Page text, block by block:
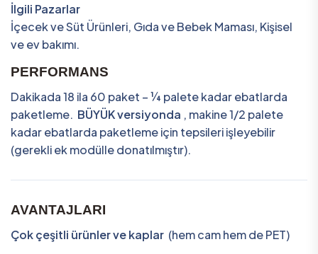
İlgili Pazarlar
İçecek ve Süt Ürünleri, Gıda ve Bebek Maması, Kişisel
ve ev bakımı.
PERFORMANS
Dakikada 18 ila 60 paket – ¼ palete kadar ebatlarda
paketleme. BÜYÜK versiyonda , makine 1/2 palete
kadar ebatlarda paketleme için tepsileri işleyebilir
(gerekli ek modülle donatılmıştır).
AVANTAJLARI
Çok çeşitli ürünler ve kaplar (hem cam hem de PET)